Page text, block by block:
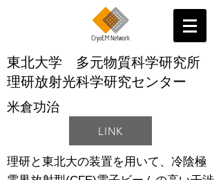
東北大学 多元物質科学研究所
理研放射光科学研究センター
米倉功治
LINK
理研と東北大の装置を用いて、冷陰極